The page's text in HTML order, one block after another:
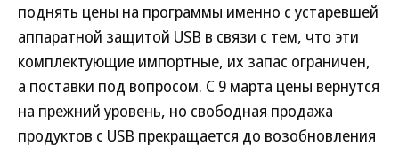
поднять цены на программы именно с устаревшей
аппаратной защитой USB в связи с тем, что эти
комплектующие импортные, их запас ограничен,
а поставки под вопросом. С 9 марта цены вернутся
на прежний уровень, но свободная продажа
продуктов с USB прекращается до возобновления